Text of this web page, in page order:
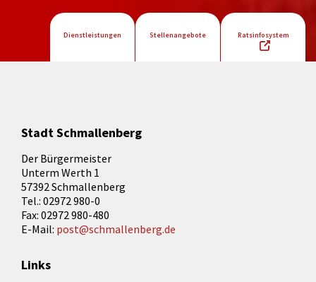
Dienstleistungen Stellenangebote Ratsinfosystem
Stadt Schmallenberg
Der Bürgermeister
Unterm Werth 1
57392 Schmallenberg
Tel.: 02972 980-0
Fax: 02972 980-480
E-Mail: post@schmallenberg.de
Links